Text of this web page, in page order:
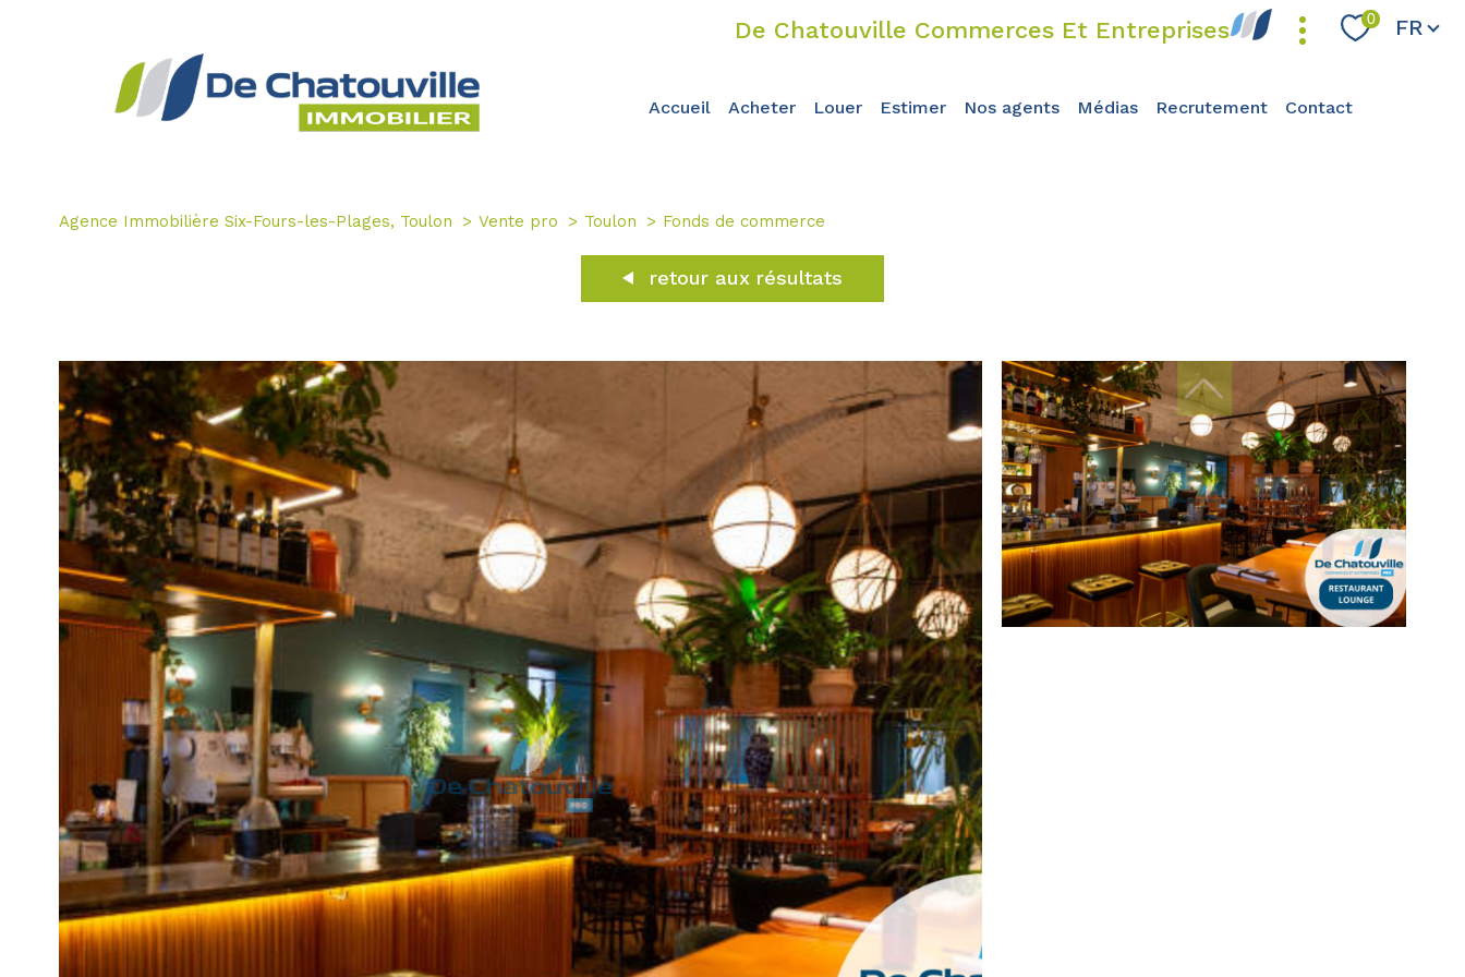
De Chatouville Commerces Et Entreprises 0 FR
accueil acheter louer estimer nos agents médias recrutement contact
Agence Immobilière Six-Fours-les-Plages, Toulon Vente pro Toulon Fonds de commerce
retour aux résultats